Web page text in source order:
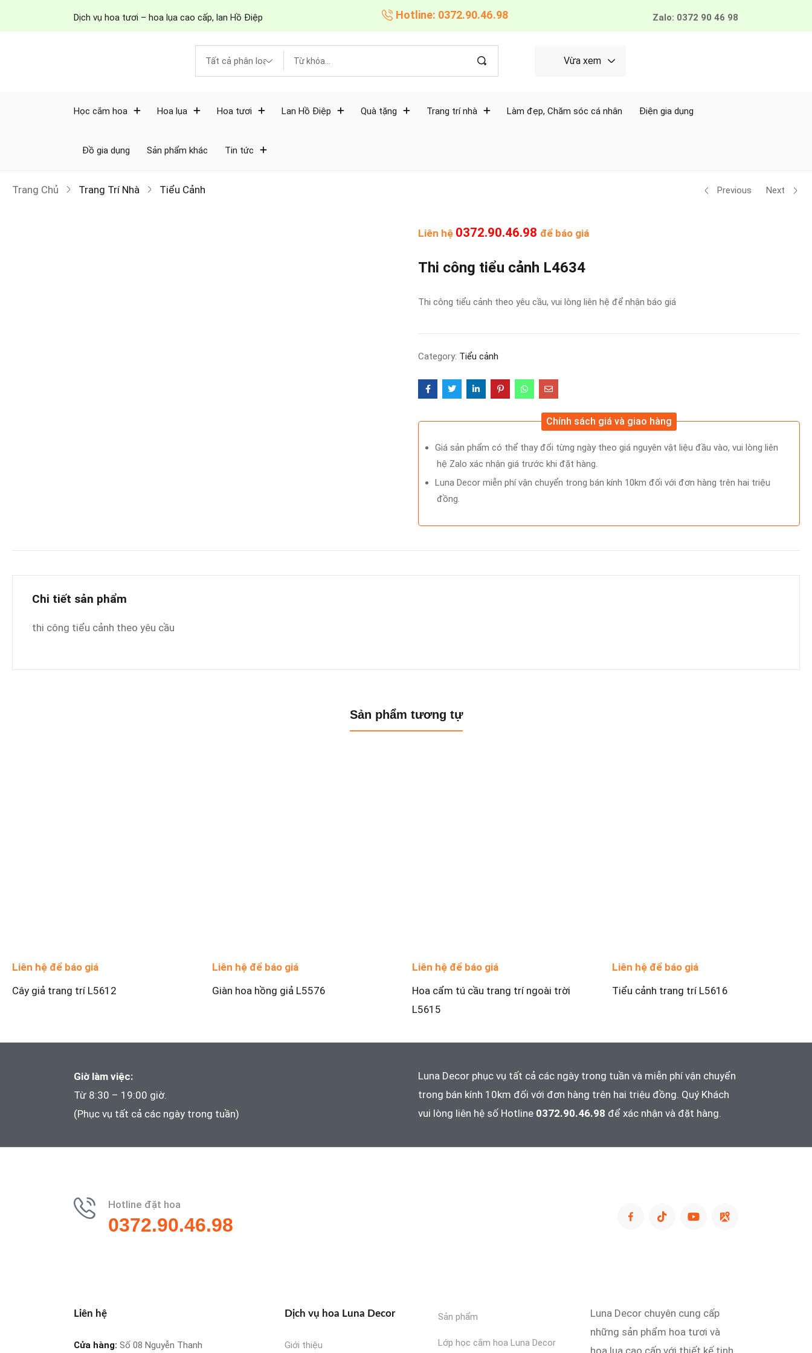
Dịch vụ hoa tươi – hoa lụa cao cấp, lan Hồ Điệp Hotline: 0372.90.46.98 Zalo: 0372 90 46 98
Vừa xem
Học cắm hoa Hoa lụa Hoa tươi Lan Hồ Điệp Quà tặng Trang trí nhà Làm đẹp, Chăm sóc cá nhân Điện gia dụng
Đồ gia dụng Sản phẩm khác Tin tức
Trang Chủ Trang Trí Nhà Tiểu Cảnh Previous Next
Liên hệ 0372.90.46.98 để báo giá
Thi công tiểu cảnh L4634
Thi công tiểu cảnh theo yêu cầu, vui lòng liên hệ để nhận báo giá
Category: Tiểu cảnh
Chính sách giá và giao hàng
Giá sản phẩm có thể thay đổi từng ngày theo giá nguyên vật liệu đầu vào, vui lòng liên
hệ Zalo xác nhận giá trước khi đặt hàng.
Luna Decor miễn phí vận chuyển trong bán kính 10km đối với đơn hàng trên hai triệu
đồng.
Chi tiết sản phẩm
thi công tiểu cảnh theo yêu cầu
Sản phẩm tương tự
Liên hệ để báo giá
Cây giả trang trí L5612
Liên hệ để báo giá
Giàn hoa hồng giả L5576
Liên hệ để báo giá
Hoa cẩm tú cầu trang trí ngoài trời
L5615
Liên hệ để báo giá
Tiểu cảnh trang trí L5616
Giờ làm việc:
Từ 8:30 – 19:00 giờ.
(Phục vụ tất cả các ngày trong tuần)
Luna Decor phục vụ tất cả các ngày trong tuần và miễn phí vận chuyển
trong bán kính 10km đối với đơn hàng trên hai triệu đồng. Quý Khách
vui lòng liên hệ số Hotline 0372.90.46.98 để xác nhận và đặt hàng.
Hotline đặt hoa
0372.90.46.98
Liên hệ
Cửa hàng: Số 08 Nguyễn Thanh
Dịch vụ hoa Luna Decor
Giới thiệu
Sản phẩm
Lớp học cắm hoa Luna Decor
Luna Decor chuyên cung cấp
những sản phẩm hoa tươi và
hoa lụa cao cấp với thiết kế tinh